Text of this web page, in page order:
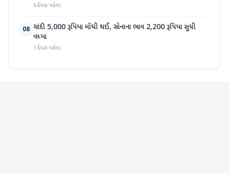
6 દિવસ પહેલા
08 ચાંદી 5,000 રૂપિયા મોંઘી થઈ, સોનાના ભાવ 2,200 રૂપિયા સુધી
વધ્યા
1 દિવસ પહેલા